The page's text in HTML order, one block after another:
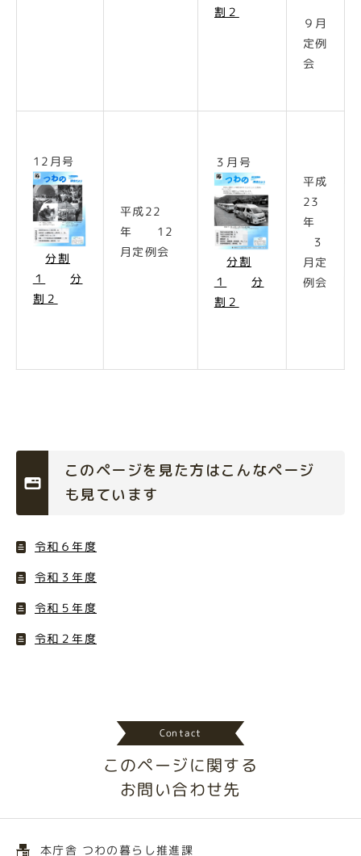
割２
９月
定例
会
12月号
分割
１ 分
割２
平成22
年 12
月定例会
３月号
分割
１ 分
割２
平成
23
年
３
月定
例会
このページを見た方はこんなページ
も見ています
令和６年度
令和３年度
令和５年度
令和２年度
Contact
このページに関する
お問い合わせ先
本庁舎 つわの暮らし推進課